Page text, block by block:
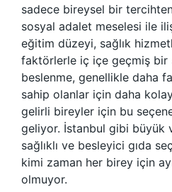
sadece bireysel bir
sosyal adalet meselesi ile
eğitim düzeyi, sağlık
faktörlerle iç içe geçmiş bir
beslenme, genellikle daha
sahip olanlar için daha
gelirli bireyler için bu
geliyor. İstanbul gibi büyük
sağlıklı ve besleyici gıda
kimi zaman her birey için
olmuyor.